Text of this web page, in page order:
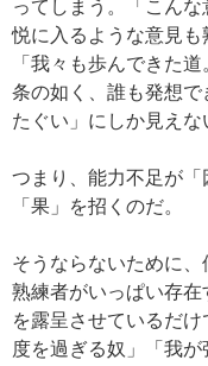
ってしまう。「こん
悦に入るような意見も
「我々も歩んできた
条の如く、誰も発想
たぐい」にしか見えな
つまり、能力不足が「
「果」を招くのだ。
そうならないために、
熟練者がいっぱい存
を露呈させているだ
度を過ぎる奴」「我